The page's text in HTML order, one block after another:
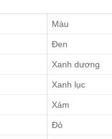
Màu
Đen
Xanh dương
Xanh lục
Xám
Đỏ